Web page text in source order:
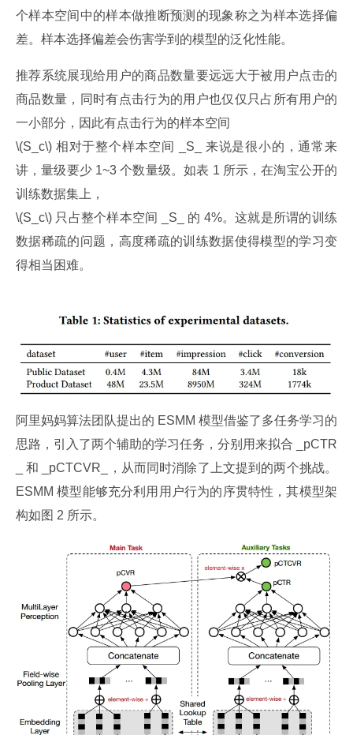
个样本空间中的样本做推断预测的现象称之为样本选择偏
差。样本选择偏差会伤害学到的模型的泛化性能。
推荐系统展现给用户的商品数量要远远大于被用户点击的
商品数量，同时有点击行为的用户也仅仅只占所有用户的
一小部分，因此有点击行为的样本空间﻿
﻿\(S_c\) 相对于整个样本空间 _S_ 来说是很小的，通常来
讲，量级要少 1~3 个数量级。如表 1 所示，在淘宝公开的
训练数据集上，﻿
﻿\(S_c\) 只占整个样本空间 _S_ 的 4%。这就是所谓的训练
数据稀疏的问题，高度稀疏的训练数据使得模型的学习变
得相当困难。
阿里妈妈算法团队提出的 ESMM 模型借鉴了多任务学习的
思路，引入了两个辅助的学习任务，分别用来拟合 _pCTR
_ 和 _pCTCVR_，从而同时消除了上文提到的两个挑战。
ESMM 模型能够充分利用用户行为的序贯特性，其模型架
构如图 2 所示。